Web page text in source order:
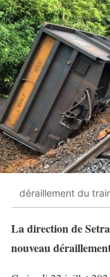
déraillement du
La direction de
nouveau